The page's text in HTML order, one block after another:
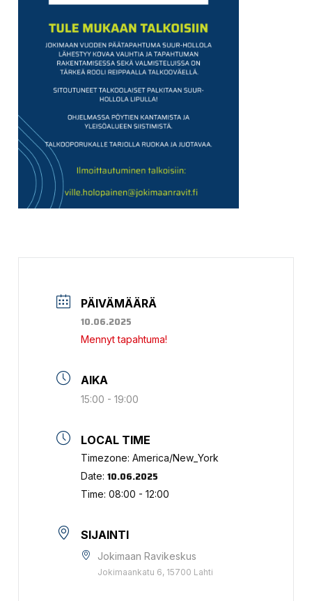
PÄIVÄMÄÄRÄ
10.06.2025
Mennyt tapahtuma!
AIKA
15:00 - 19:00
LOCAL TIME
Timezone:America/New_York
Date:10.06.2025
Time:08:00 - 12:00
SIJAINTI
Jokimaan Ravikeskus
Jokimaankatu 6, 15700 Lahti